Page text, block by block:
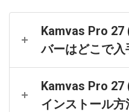
Kamvas Pro 27
バーはどこで
Kamvas Pro 27
インストール方